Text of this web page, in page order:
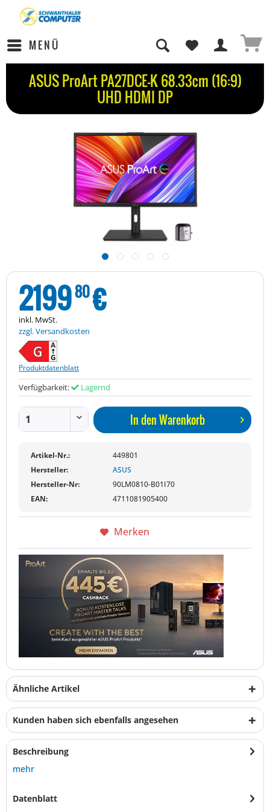
MENÜ
ASUS ProArt PA27DCE-K 68.33cm (16:9)
UHD HDMI DP
219980€
inkl. MwSt.
zzgl. Versandkosten
Produktdatenblatt
Verfügbarkeit: Lagernd
In denWarenkorb
Artikel-Nr.:
449801
Hersteller:
ASUS
Hersteller-Nr:
90LM0810-B01I70
EAN:
4711081905400
Merken
Ähnliche Artikel
Kunden haben sich ebenfalls angesehen
Beschreibung
mehr
Datenblatt